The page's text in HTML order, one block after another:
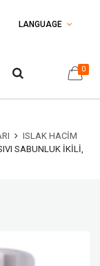
LANGUAGE
0
ISLAK HACIM
SABUNLUK İKILI,